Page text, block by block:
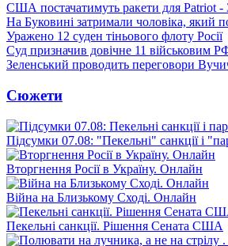
США постачатимуть ракети для Patriot -
На Буковині затримали чоловіка, який
Уражено 12 суден тіньового флоту Росії
Суд призначив довічне 11 військовим
Зеленський проводить переговори
Сюжети
Підсумки 07.08: "Пекельні" санкції і
Вторгнення Росії в Україну. Онлайн
Війна на Близькому Сході. Онлайн
Пекельні санкції. Рішення Сената США